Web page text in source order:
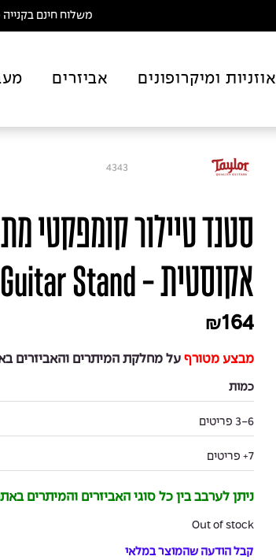
משלוח חינם בקנייה
אוזניות ומיקרופונים אביזרים
4343
סטנד טיילור קומפקטי
אקוסטית - Taylor 1403 Guitar Stand
₪164
מבצע מטורף על מחלקת המיתרים והאביזרים
כמות
3-6 פריטים
7+ פריטים
ניתן לערבב בין כל סוגי האביזרים והמיתרים
Out of stock
קבל הודעה שהמוצר במלאי